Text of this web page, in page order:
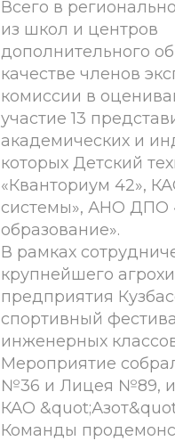
Всего в
из школ и центров
дополнительного
качестве членов
комиссии в
участие 13
академических и
которых Детский
«Кванториум 42»,
системы», АНО ДПО
образование».
В рамках
крупнейшего
предприятия
спортивный
инженерных
Мероприятие
№36 и Лицея №89,
КАО
Команды